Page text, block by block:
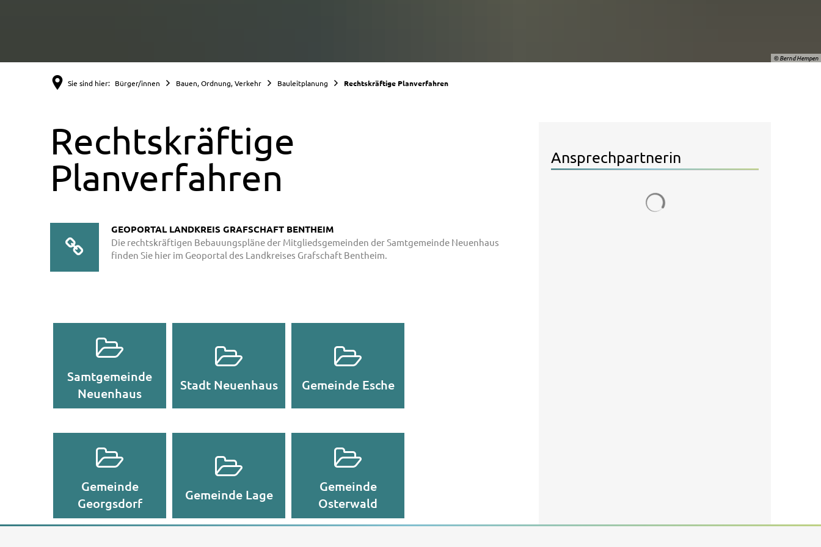
© Bernd Hempen
Sie sind hier: Bürger/innen Bauen, Ordnung, Verkehr Bauleitplanung Rechtskräftige Planverfahren
Rechtskräftige
Planverfahren
GEOPORTAL LANDKREIS GRAFSCHAFT BENTHEIM
Die rechtskräftigen Bebauungspläne der Mitgliedsgemeinden der Samtgemeinde Neuenhaus
finden Sie hier im Geoportal des Landkreises Grafschaft Bentheim.
Samtgemeinde
Neuenhaus
Stadt Neuenhaus Gemeinde Esche
Gemeinde
Georgsdorf
Gemeinde Lage
Gemeinde
Osterwald
Ansprechpartnerin